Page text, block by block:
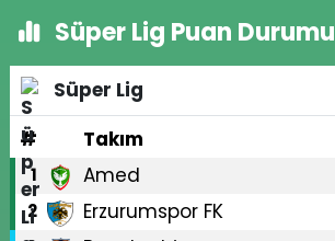
Süper Lig Puan Durumu
Süper Lig
#
Takım
1 Amed
2 Erzurumspor FK